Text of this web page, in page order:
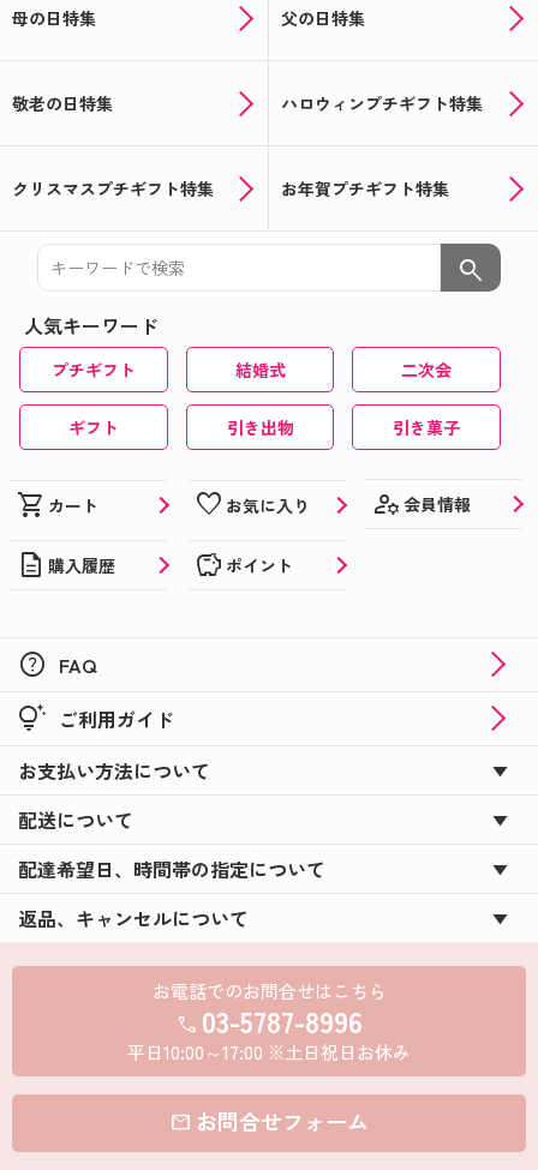
母の日特集 父の日特集
敬老の日特集 ハロウィンプチギフト特集
クリスマスプチギフト特集 お年賀プチギフト特集
search
人気キーワード
プチギフト 結婚式 二次会
ギフト 引き出物 引き菓子
shopping_cart カート favorite お気に入り manage_accounts 会員情報
description 購入履歴 savings ポイント
help FAQ
tips_and_updates ご利用ガイド
お支払い方法について
配送について
配達希望日、時間帯の指定について
返品、キャンセルについて
お電話でのお問合せはこちら
call 03-5787-8996
平日10:00～17:00 ※土日祝日お休み
mail お問合せフォーム